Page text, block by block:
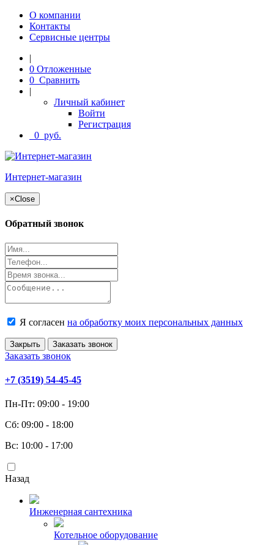
О компании
Контакты
Сервисные центры
|
0 Отложенные
0 Сравнить
|
Личный кабинет
Войти
Регистрация
0 руб.
Интернет-магазин
×Close
Обратный звонок
Я согласен на обработку моих персональных данных
Закрыть Заказать звонок
Заказать звонок
+7 (3519) 54-45-45
Пн-Пт: 09:00 - 19:00
Сб: 09:00 - 18:00
Вс: 10:00 - 17:00
Назад
Инженерная сантехника
Котельное оборудование